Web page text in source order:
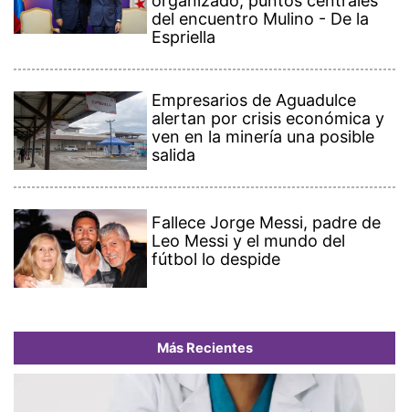
del encuentro Mulino - De la
Espriella
Empresarios de Aguadulce
alertan por crisis económica y
ven en la minería una posible
salida
Fallece Jorge Messi, padre de
Leo Messi y el mundo del
fútbol lo despide
Más Recientes